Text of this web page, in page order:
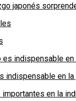
japonés
indispensable en